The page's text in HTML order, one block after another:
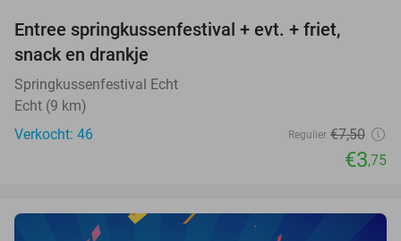
TODAY
Entree springkussenfestival + evt. + friet,
snack en drankje
Springkussenfestival Echt
Echt (9 km)
Verkocht: 46
Regulier €7,50
€3,75